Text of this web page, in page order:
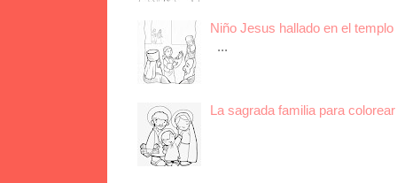
Niño Jesus hallado en el
...
La sagrada familia para